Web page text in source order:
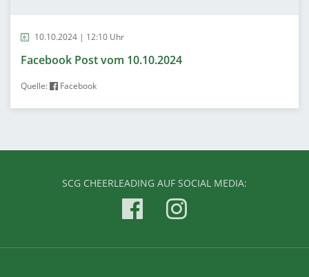
10.10.2024 | 12:10 Uhr
Facebook Post vom 10.10.2024
Quelle: Facebook
SCG CHEERLEADING AUF SOCIAL MEDIA: